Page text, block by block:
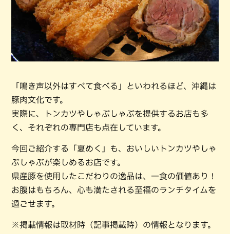
「鳴き声以外はすべて食べる」といわれるほど、沖縄は
豚肉文化です。
実際に、トンカツやしゃぶしゃぶを提供するお店も多
く、それぞれの専門店も点在しています。
今回ご紹介する「夏めく」も、おいしいトンカツやしゃ
ぶしゃぶが楽しめるお店です。
県産豚を使用したこだわりの逸品は、一食の価値あり！
お腹はもちろん、心も満たされる至福のランチタイムを
過ごせます。
※掲載情報は取材時（記事掲載時）の情報となります。